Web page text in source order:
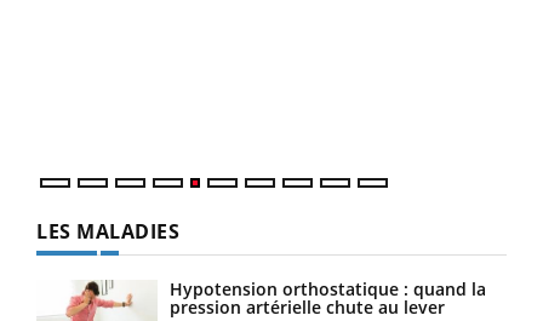
LES MALADIES
Hypotension orthostatique : quand la
pression artérielle chute au lever